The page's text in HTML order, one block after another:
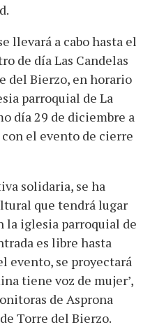
llevará a cabo hasta el
de día Las Candelas
del Bierzo, en horario
parroquial de La
día 29 de diciembre a
el evento de cierre
solidaria, se ha
que tendrá lugar
la iglesia parroquial de
es libre hasta
evento, se proyectará
tiene voz de mujer’,
de Asprona
Torre del Bierzo.